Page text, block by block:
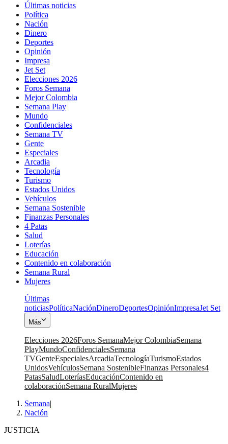
Últimas noticias
Política
Nación
Dinero
Deportes
Opinión
Impresa
Jet Set
Elecciones 2026
Foros Semana
Mejor Colombia
Semana Play
Mundo
Confidenciales
Semana TV
Gente
Especiales
Arcadia
Tecnología
Turismo
Estados Unidos
Vehículos
Semana Sostenible
Finanzas Personales
4 Patas
Salud
Loterías
Educación
Contenido en colaboración
Semana Rural
Mujeres
Últimas
noticiasPolíticaNaciónDineroDeportesOpiniónImpresaJet Set
Más
Elecciones 2026Foros SemanaMejor ColombiaSemana
PlayMundoConfidencialesSemana
TVGenteEspecialesArcadiaTecnologíaTurismoEstados
UnidosVehículosSemana SostenibleFinanzas Personales4
PatasSaludLoteríasEducaciónContenido en
colaboraciónSemana RuralMujeres
Semana|
Nación
JUSTICIA